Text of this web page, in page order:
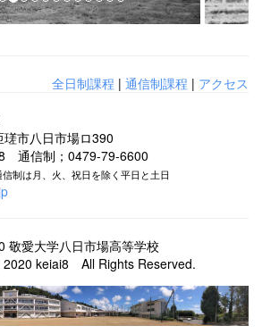
全日制課程 | 通信制課程 | アクセス
市八日市場ロ390
通信制；0479-79-6600
制は月、火、祝日を除く平日と土日
敬愛大学八日市場高等学校
2020 keiai8 All Rights Reserved.